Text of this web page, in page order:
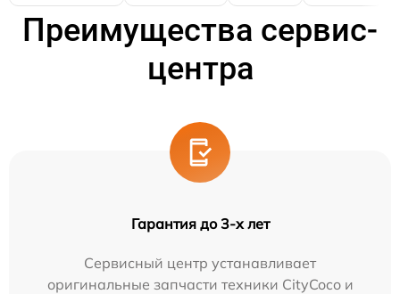
Преимущества сервис-
центра
Гарантия до 3-х лет
Сервисный центр устанавливает
оригинальные запчасти техники CityCoco и